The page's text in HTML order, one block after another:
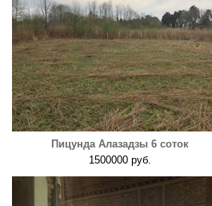
Пицунда Алазадзы 6 соток
1500000 руб.